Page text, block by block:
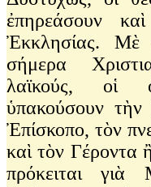
ἐπηρεάσουν
Ἐκκλησίας. Μὲ
σήμερα
λαϊκούς, οἱ
ὑπακούσουν τὴν
Ἐπίσκοπο, τὸν
καὶ τὸν Γέροντα
πρόκειται γιὰ